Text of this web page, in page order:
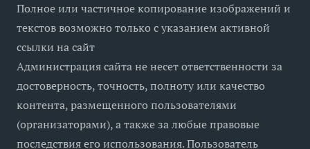
Полное или частичное копирование изображений и
текстов возможно только с указанием активной
ссылки на сайт
Администрация сайта не несет ответственности за
достоверность, точность, полноту или качество
контента, размещенного пользователями
(организаторами), а также за любые правовые
последствия его использования. Пользователь